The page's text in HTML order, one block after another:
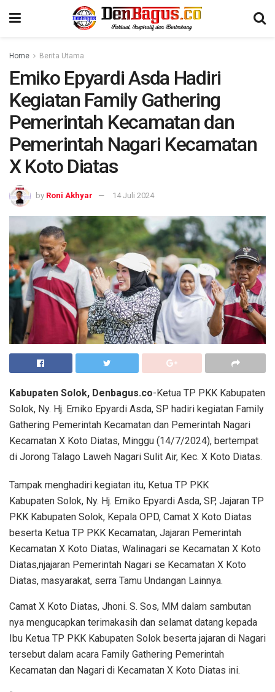
Home Berita Utama
Emiko Epyardi Asda Hadiri
Kegiatan Family Gathering
Pemerintah Kecamatan dan
Pemerintah Nagari Kecamatan
X Koto Diatas
by Roni Akhyar 14 Juli 2024
Kabupaten Solok, Denbagus.co-Ketua TP PKK Kabupaten
Solok, Ny. Hj. Emiko Epyardi Asda, SP hadiri kegiatan Family
Gathering Pemerintah Kecamatan dan Pemerintah Nagari
Kecamatan X Koto Diatas, Minggu (14/7/2024), bertempat
di Jorong Talago Laweh Nagari Sulit Air, Kec. X Koto Diatas.
Tampak menghadiri kegiatan itu, Ketua TP PKK
Kabupaten Solok, Ny. Hj. Emiko Epyardi Asda, SP, Jajaran TP
PKK Kabupaten Solok, Kepala OPD, Camat X Koto Diatas
beserta Ketua TP PKK Kecamatan, Jajaran Pemerintah
Kecamatan X Koto Diatas, Walinagari se Kecamatan X Koto
Diatas,njajaran Pemerintah Nagari se Kecamatan X Koto
Diatas, masyarakat, serra Tamu Undangan Lainnya.
Camat X Koto Diatas, Jhoni. S. Sos, MM dalam sambutan
nya mengucapkan terimakasih dan selamat datang kepada
Ibu Ketua TP PKK Kabupaten Solok beserta jajaran di Nagari
tersebut dalam acara Family Gathering Pemerintah
Kecamatan dan Nagari di Kecamatan X Koto Diatas ini.